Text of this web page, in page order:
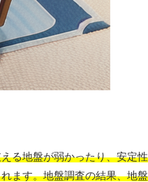
る地盤が弱かったり、安定
ます。地盤調査の結果、地